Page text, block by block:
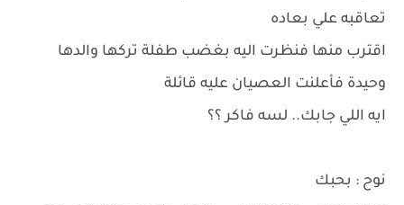
تعاقبه علي بعاده
اقترب منها فنظرت اليه بغضب طفلة تركها والدها
وحيدة فأعلنت العصيان عليه قائلة
ايه اللي جابك.. لسه فاكر ؟؟
نوح : بحبك